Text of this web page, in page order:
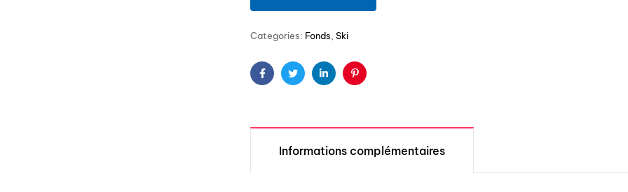
Categories: Fonds Ski
FacebookTwitterLinkedinPinterest
Informations complémentaires